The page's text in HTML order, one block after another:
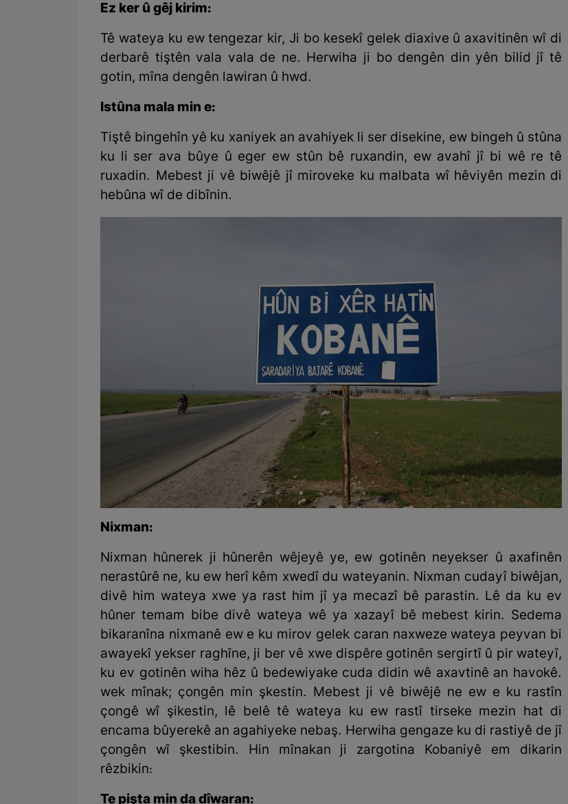
Ez ker û gêj kirim:
Tê wateya ku ew tengezar kir, Ji bo kesekî gelek diaxive û axavitinên wî di
derbarê tiştên vala vala de ne. Herwiha ji bo dengên din yên bilid jî tê
gotin, mîna dengên lawiran û hwd.
Istûna mala min e:
Tiştê bingehîn yê ku xaniyek an avahiyek li ser disekine, ew bingeh û stûna
ku li ser ava bûye û eger ew stûn bê ruxandin, ew avahî jî bi wê re tê
ruxadin. Mebest ji vê biwêjê jî miroveke ku malbata wî hêviyên mezin di
hebûna wî de dibînin.
Nixman:
Nixman hûnerek ji hûnerên wêjeyê ye, ew gotinên neyekser û axafinên
nerastûrê ne, ku ew herî kêm xwedî du wateyanin. Nixman cudayî biwêjan,
divê him wateya xwe ya rast him jî ya mecazî bê parastin. Lê da ku ev
hûner temam bibe divê wateya wê ya xazayî bê mebest kirin. Sedema
bikaranîna nixmanê ew e ku mirov gelek caran naxweze wateya peyvan bi
awayekî yekser raghîne, ji ber vê xwe dispêre gotinên sergirtî û pir wateyî,
ku ev gotinên wiha hêz û bedewiyake cuda didin wê axavtinê an havokê.
wek mînak; çongên min şkestin. Mebest ji vê biwêjê ne ew e ku rastîn
çongê wî şikestin, lê belê tê wateya ku ew rastî tirseke mezin hat di
encama bûyerekê an agahiyeke nebaş. Herwiha gengaze ku di rastiyê de jî
çongên wî şkestibin. Hin mînakan ji zargotina Kobaniyê em dikarin
rêzbikin:
Te pişta min da dîwaran: